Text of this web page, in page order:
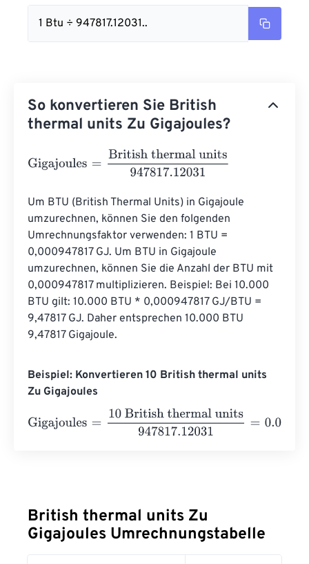
1 Btu ÷ 947817.12031..
So konvertieren Sie British
thermal units Zu Gigajoules?
Gigajoules British thermal units947817.12031
Um BTU (British Thermal Units) in Gigajoule
umzurechnen, können Sie den folgenden
Umrechnungsfaktor verwenden: 1 BTU =
0,000947817 GJ. Um BTU in Gigajoule
umzurechnen, können Sie die Anzahl der BTU mit
0,000947817 multiplizieren. Beispiel: Bei 10.000
BTU gilt: 10.000 BTU * 0,000947817 GJ/BTU =
9,47817 GJ. Daher entsprechen 10.000 BTU
9,47817 Gigajoule.
Beispiel: Konvertieren 10 British thermal units
Zu Gigajoules
Gigajoules
10 British thermal units947817.12031=
British thermal units Zu
Gigajoules Umrechnungstabelle